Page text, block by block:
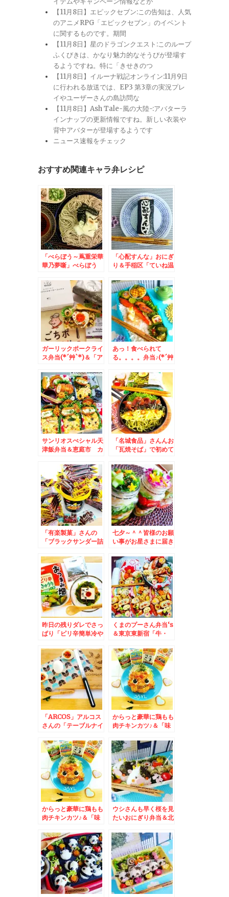
【11月8日】エピックセブン:この告知は、人気
のアニメRPG「エピックセブン」のイベント
に関するものです。期間
【11月8日】星のドラゴンクエスト:このループ
ふくびきは、かなり魅力的なそうびが登場す
るようですね。特に「きせきのつ
【11月8日】イルーナ戦記オンライン:11月9日
に行われる放送では、EP3 第3章の実況プレ
イやユーザーさんの島訪問な
【11月8日】Ash Tale-風の大陸-:アバターラ
インナップの更新情報ですね。新しい衣装や
背中アバターが登場するようです
ニュース速報をチェック
おすすめ関連キャラ弁レシピ
「べらぼう～蔦重栄華
華乃夢噺」べらぼう
写楽と喜多川歌麿♪お
ろし蕎麦と冷ややっこ
「心配すんな」おにぎ
り＆手稲区「ていね温
だけ利用もできます＾
＾「ちくわ天蕎麦」(*
´艸`*)うまっ
ガーリックポークライ
ス弁当(*´艸`*)＆「ア
「ごちポ」くんグッズ
がめちゃめちゃおしゃ
れで使いやすい～＾＾
♪
あっ！食べられて
る。。。。弁当♪(*´艸
「食事処 三平」さん
の「八宝菜」テイクア
ウトもできます＾＾3
月から５０円値上げさ
れました～＾＾
サンリオスぺシャル天
津飯弁当＆恵庭市 カ
心なごみまくる～(*
´艸`*)
「名城食品」さんんお
「瓦焼そば」で初めて
るうまさ！！Σ(ﾟДﾟ)
「有楽製菓」さんの
「ブラックサンダー詰
バサダー♪おばちゃん
力全開で詰め込む(笑)
七夕～＾＾皆様のお願
い事がお星さまに届き
特集♪
昨日の残りダレでさっ
ぱり「ピリ辛簡単冷や
食品さんのおつまみシ
リーズ(*´艸`*)
くまのプーさん弁当‘s
＆東京東新宿「牛・
山根商店」さんの牛も
つ煮込みも逸品で串物
全般うますぎる～＾＾
♪
「ARCOS」アルコス
さんの「テーブルナイ
ば かぼちゃも切れる
し お肉も切れるし 力
入れなくても切れて
(@￣□￣@;)！！
からっと豪華に鶏もも
肉チキンカツ♪＆「味
パック４種
からっと豪華に鶏もも
肉チキンカツ♪＆「味
「JOIL」の紙パック
４種
ウシさんも早く桜を見
たいおにぎり弁当＆北
ン一つ星連続受賞「う
なぎ かどわき」さん
で鰻丼満喫♪